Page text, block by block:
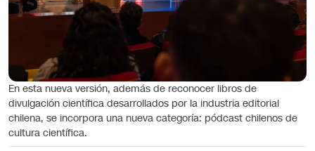
En esta nueva versión, además de reconocer libros de
divulgación científica desarrollados por la industria editorial
chilena, se incorpora una nueva categoría: pódcast chilenos de
cultura científica.